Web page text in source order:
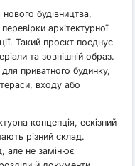
будівництва,
архітектурної
Такий проєкт поєднує
та зовнішній образ.
приватного будинку,
входу або
концепція, ескізний
різний склад.
але не замінює